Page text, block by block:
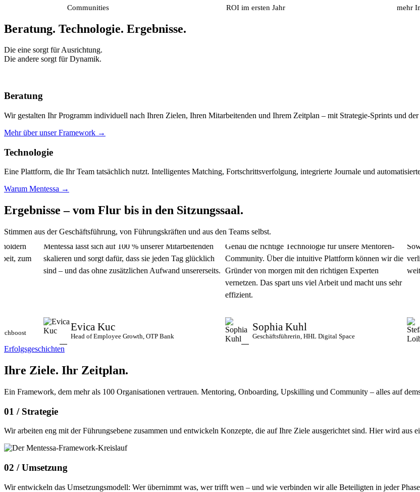
Communities ROI im ersten Jahr mehr
Beratung. Technologie. Ergebnisse.
Die eine sorgt für Ausrichtung.
Die andere sorgt für Dynamik.
Beratung
Wir gestalten Ihr Programm individuell nach Ihren Zielen, Ihren Mitarbeitenden und Ihrem Zeitplan – mit Strategie-Sprints und
Mehr über unser Framework →
Technologie
Eine Plattform, die Ihr Team tatsächlich nutzt. Intelligentes Matching, Fortschrittsverfolgung, integrierte Journale und
Warum Mentessa →
Ergebnisse – vom Flur bis in den Sitzungssaal.
Stimmen aus der Geschäftsführung, von Führungskräften und aus den Teams selbst.
Mentessa lässt sich auf 100 % unserer Mitarbeitenden
skalieren und sorgt dafür, dass sie jeden Tag glücklich
sind – und das ohne zusätzlichen Aufwand unsererseits.
Evica Kuc
Head of Employee Growth, OTP Bank
Genau die richtige Technologie für unsere Mentoren-
Community. Über die intuitive Plattform können wir die
Gründer von morgen mit den richtigen Experten
vernetzen. Das spart uns viel Arbeit und macht uns sehr
effizient.
Sophia Kuhl
Geschäftsführerin, HHL Digital Space
Sowohl
verliefen
weitere
Erfolgsgeschichten
Ihre Ziele. Ihr Zeitplan.
Ein Framework, dem mehr als 100 Organisationen vertrauen. Mentoring, Onboarding, Upskilling und Community – alles auf
01 /Strategie
Wir arbeiten eng mit der Führungsebene zusammen und entwickeln Konzepte, die auf Ihre Ziele ausgerichtet sind. Hier wird aus
02 /Umsetzung
Wir entwickeln das Umsetzungsmodell: Wer übernimmt was, wer trifft wen – und wie verbinden wir alle Beteiligten in jeder